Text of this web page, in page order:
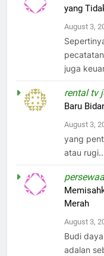
yang
August 3,
juga
rental tv
Baru
August 3,
yang
atau rugi..
Merah
August 3,
Budi
adalan